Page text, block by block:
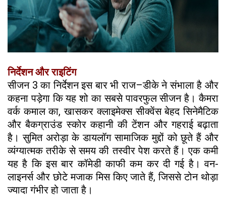
निर्देशन और राइटिंग
सीजन 3 का निर्देशन इस बार भी राज–डीके ने संभाला है और
कहना पड़ेगा कि यह शो का सबसे पावरफुल सीजन है। कैमरा
वर्क कमाल का, खासकर क्लाइमेक्स सीक्वेंस बेहद सिनेमैटिक
और बैकग्राउंड स्कोर कहानी की टेंशन और गहराई बढ़ाता
है। सुमित अरोड़ा के डायलॉग सामाजिक मुद्दों को छूते हैं और
व्यंग्यात्मक तरीके से समय की तस्वीर पेश करते हैं। एक कमी
यह है कि इस बार कॉमेडी काफी कम कर दी गई है। वन-
लाइनर्स और छोटे मजाक मिस किए जाते हैं, जिससे टोन थोड़ा
ज्यादा गंभीर हो जाता है।